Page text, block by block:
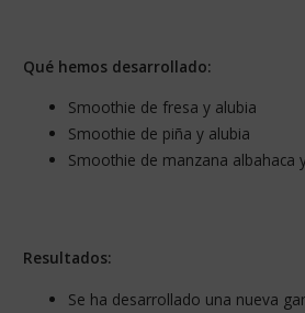
Qué hemos desarrollado:
Smoothie de fresa y alubia
Smoothie de piña y alubia
Smoothie de manzana albahaca
Resultados:
Se ha desarrollado una nueva